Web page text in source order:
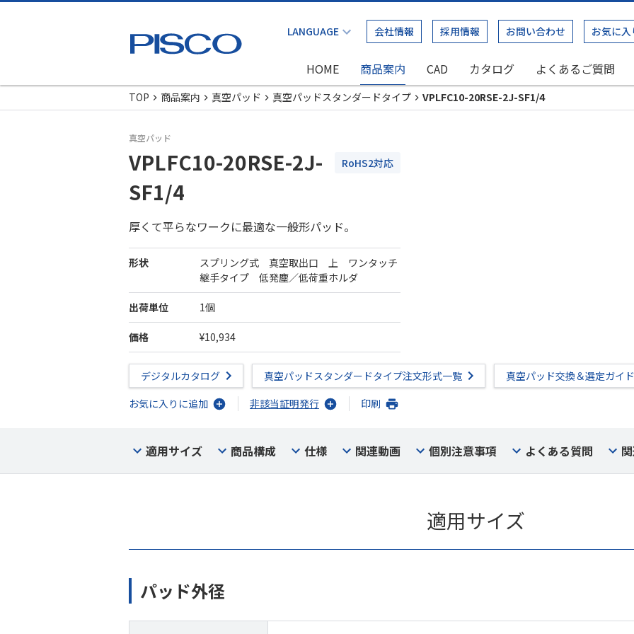
会社情報 採用情報 お問い合わせ お気に入
HOME 商品案内 CAD カタログ よくあるご質問
TOP
商品案内 真空パッド 真空パッドスタンダードタイプ VPLFC10-20RSE-2J-SF1/4
真空パッド
VPLFC10-20RSE-2J-
SF1/4
RoHS2対応
厚くて平らなワークに最適な一般形パッド。
形状
スプリング式 真空取出口 上 ワンタッチ
継手タイプ 低発塵／低荷重ホルダ
出荷単位 1個
価格 ¥10,934
デジタルカタログ 真空パッドスタンダードタイプ注文形式一覧
真空パッド交換＆選定ガイド
お気に入りに追加
非該当証明発行 印刷
適用サイズ 商品構成 仕様 関連動画 個別注意事項 よくある質問
適用サイズ
パッド外径